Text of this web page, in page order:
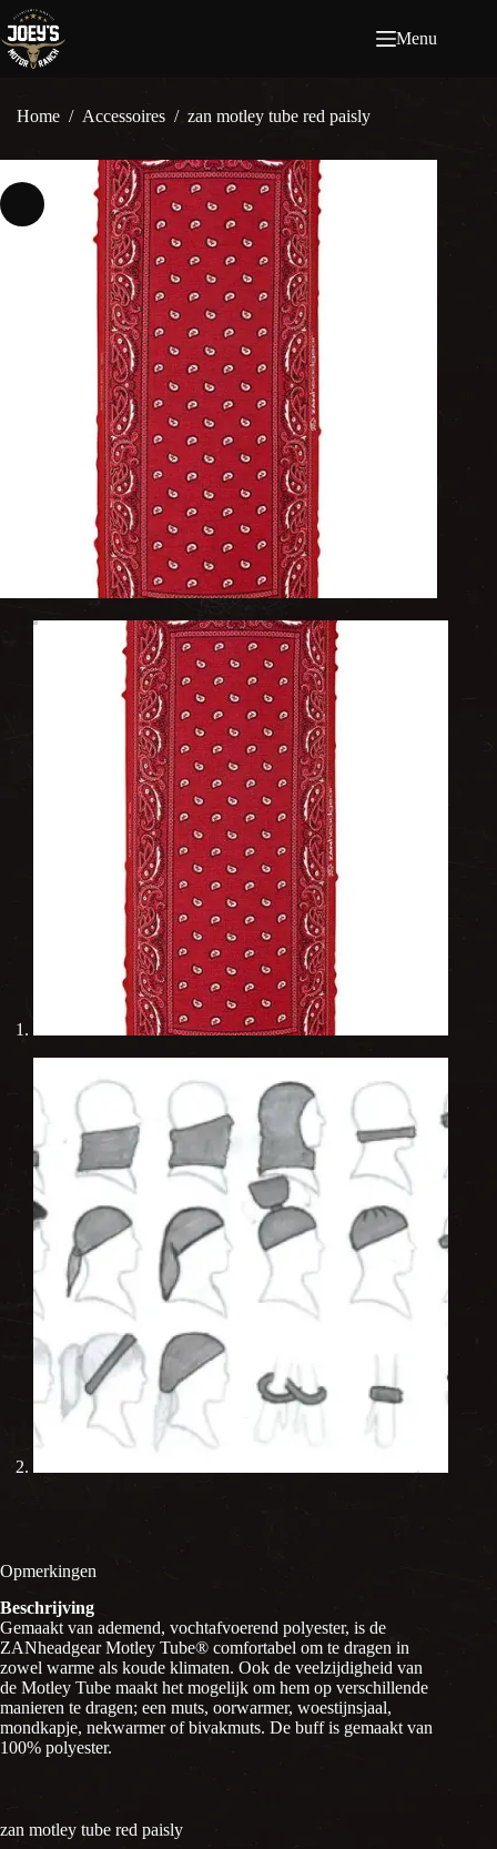
naar
de
inhoud
Menu
Home / Accessoires / zan motley tube red paisly
Opmerkingen
Beschrijving
Gemaakt van ademend, vochtafvoerend polyester, is de
ZANheadgear Motley Tube® comfortabel om te dragen in
zowel warme als koude klimaten. Ook de veelzijdigheid van
de Motley Tube maakt het mogelijk om hem op verschillende
manieren te dragen; een muts, oorwarmer, woestijnsjaal,
mondkapje, nekwarmer of bivakmuts. De buff is gemaakt van
100% polyester.
zan motley tube red paisly